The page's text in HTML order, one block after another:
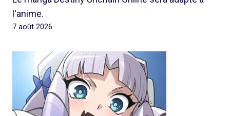
l'anime.
7 août 2026